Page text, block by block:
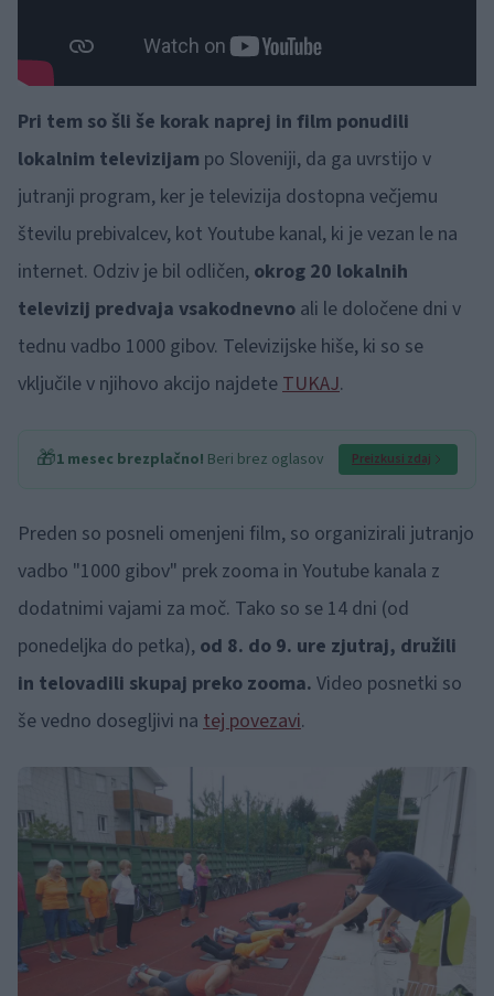
Pri tem so šli še korak naprej in film ponudili
lokalnim televizijam po Sloveniji, da ga uvrstijo v
jutranji program, ker je televizija dostopna večjemu
številu prebivalcev, kot Youtube kanal, ki je vezan le na
internet. Odziv je bil odličen, okrog 20 lokalnih
televizij predvaja vsakodnevno ali le določene dni v
tednu vadbo 1000 gibov. Televizijske hiše, ki so se
vključile v njihovo akcijo najdeteTUKAJ.
🎁1 mesec brezplačno! Beri brez oglasov Preizkusi zdaj
Preden so posneli omenjeni film, so organizirali jutranjo
vadbo "1000 gibov" prek zooma in Youtube kanala z
dodatnimi vajami za moč. Tako so se 14 dni (od
ponedeljka do petka), od 8. do 9. ure zjutraj, družili
in telovadili skupaj preko zooma. Video posnetki so
še vedno dosegljivi na tej povezavi.